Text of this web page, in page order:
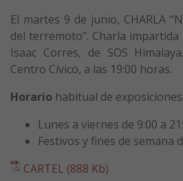
El martes 9 de junio, CHARLA
del terremoto”. Charla
Isaac Corres, de SOS
Centro Cívico, a las 19:00 horas.
Horario habitual de
Lunes a viernes de 9:00 a
Festivos y fines de semana
CARTEL (888 Kb)